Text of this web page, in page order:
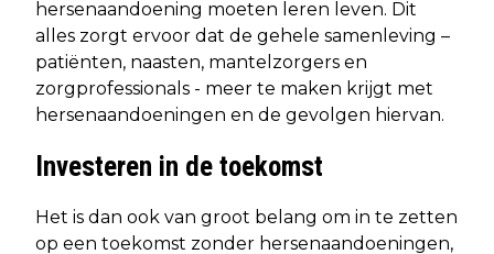
hersenaandoening moeten leren leven. Dit
alles zorgt ervoor dat de gehele samenleving –
patiënten, naasten, mantelzorgers en
zorgprofessionals - meer te maken krijgt met
hersenaandoeningen en de gevolgen hiervan.
Investeren in de toekomst
Het is dan ook van groot belang om in te zetten
op een toekomst zonder hersenaandoeningen,